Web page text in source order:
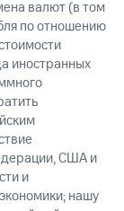
валют (в том
по отношению
иностранных
США и
и
нашу